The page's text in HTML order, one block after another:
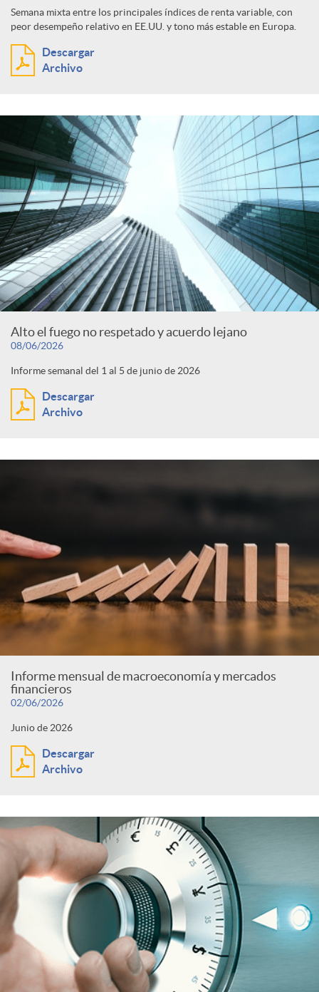
Semana mixta entre los principales índices de renta variable, con
peor desempeño relativo en EE.UU. y tono más estable en Europa.
Descargar
Archivo
Alto el fuego no respetado y acuerdo lejano
08/06/2026
Informe semanal del 1 al 5 de junio de 2026
Descargar
Archivo
Informe mensual de macroeconomía y mercados
financieros
02/06/2026
Junio de 2026
Descargar
Archivo